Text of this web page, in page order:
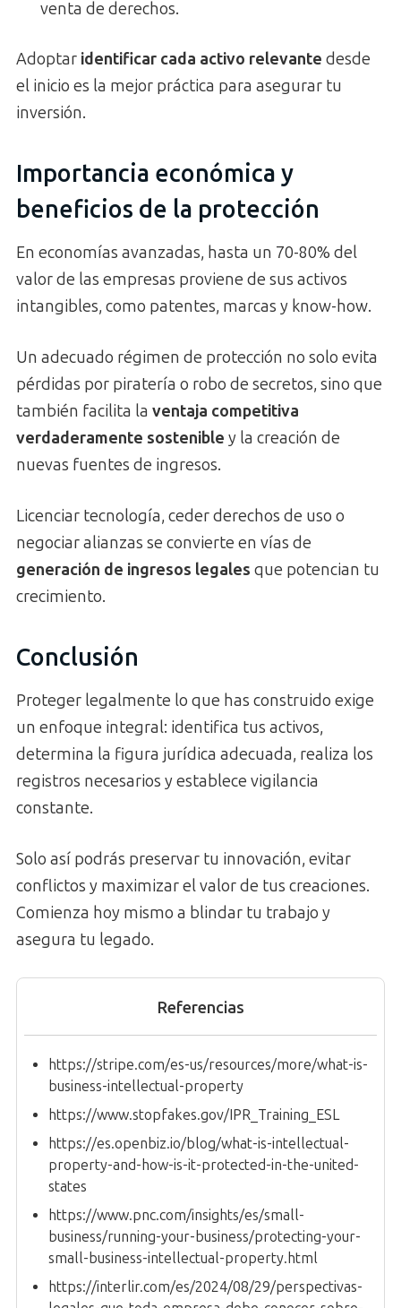
venta de derechos.
Adoptar identificar cada activo relevante desde
el inicio es la mejor práctica para asegurar tu
inversión.
Importancia económica y
beneficios de la protección
En economías avanzadas, hasta un 70-80% del
valor de las empresas proviene de sus activos
intangibles, como patentes, marcas y know-how.
Un adecuado régimen de protección no solo evita
pérdidas por piratería o robo de secretos, sino que
también facilita la ventaja competitiva
verdaderamente sostenible y la creación de
nuevas fuentes de ingresos.
Licenciar tecnología, ceder derechos de uso o
negociar alianzas se convierte en vías de
generación de ingresos legales que potencian tu
crecimiento.
Conclusión
Proteger legalmente lo que has construido exige
un enfoque integral: identifica tus activos,
determina la figura jurídica adecuada, realiza los
registros necesarios y establece vigilancia
constante.
Solo así podrás preservar tu innovación, evitar
conflictos y maximizar el valor de tus creaciones.
Comienza hoy mismo a blindar tu trabajo y
asegura tu legado.
Referencias
https://stripe.com/es-us/resources/more/what-is-
business-intellectual-property
https://www.stopfakes.gov/IPR_Training_ESL
https://es.openbiz.io/blog/what-is-intellectual-
property-and-how-is-it-protected-in-the-united-
states
https://www.pnc.com/insights/es/small-
business/running-your-business/protecting-your-
small-business-intellectual-property.html
https://interlir.com/es/2024/08/29/perspectivas-